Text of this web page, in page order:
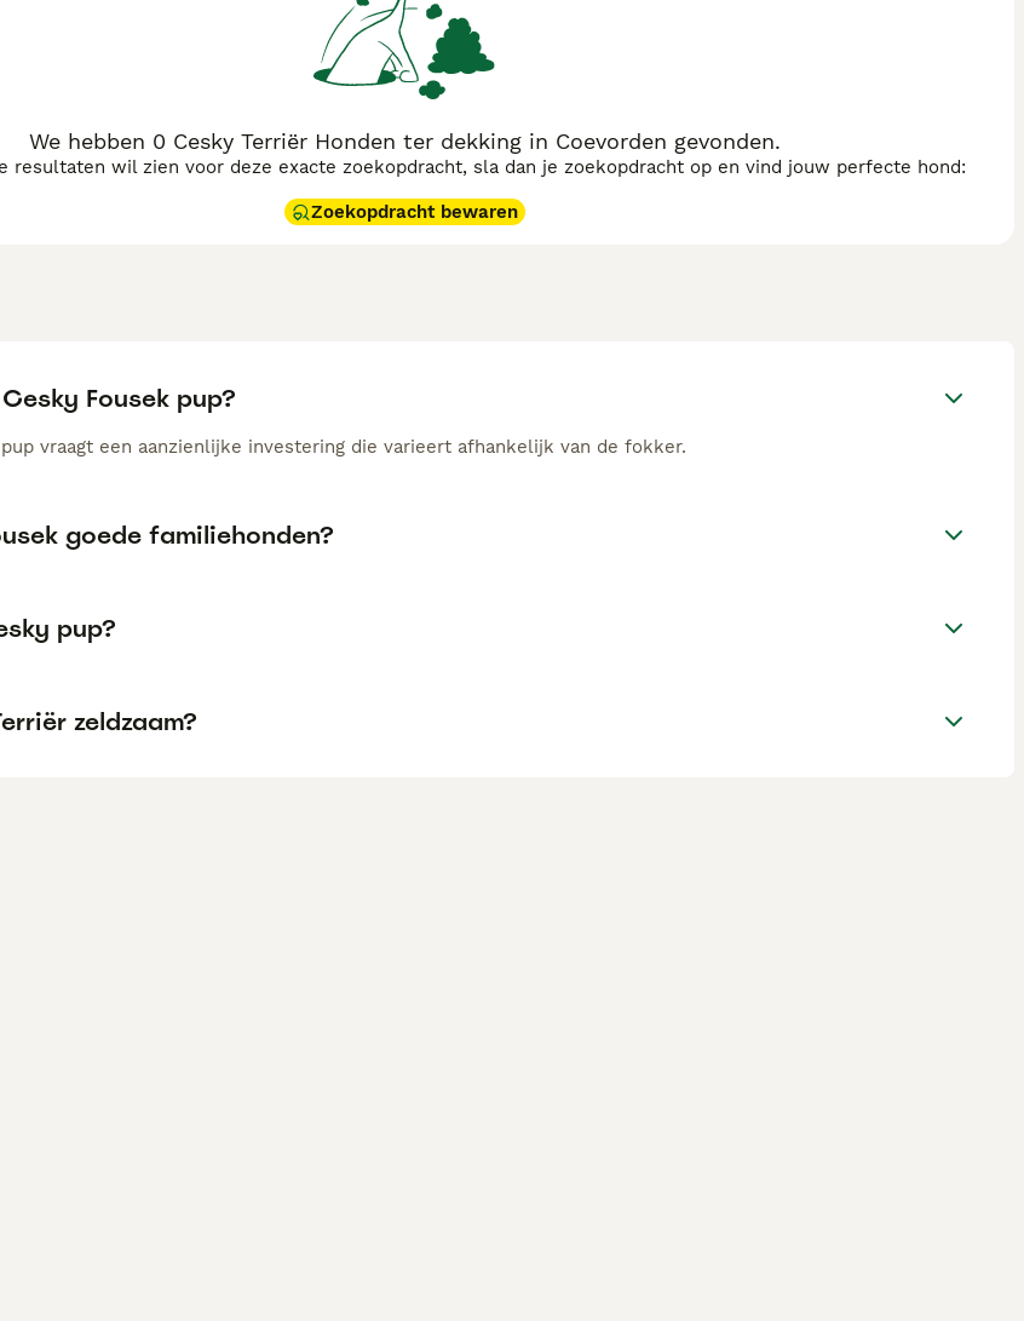
We hebben 0 Cesky Terriër Honden ter dekking in Coevorden gevonden.
resultaten wil zien voor deze exacte zoekopdracht, sla dan je zoekopdracht op en vind jouw perfecte hond:
Zoekopdracht bewaren
Fousek pup?
vraagt een aanzienlijke investering die varieert afhankelijk van de fokker.
goede familiehonden?
pup?
zeldzaam?